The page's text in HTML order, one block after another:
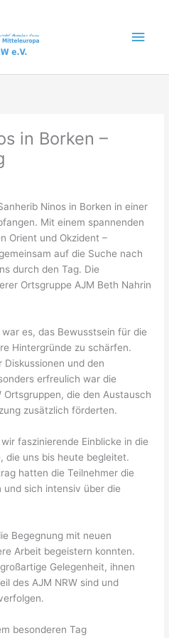
in Borken –
Ninos in Borken in einer
Mit einem spannenden
Orient und Okzident –
auf die Suche nach
durch den Tag. Die
Ortsgruppe AJM Beth Nahrin
es, das Bewusstsein für die
Hintergründe zu schärfen.
und den
erfreulich war die
Ortsgruppen, die den Austausch
zusätzlich förderten.
faszinierende Einblicke in die
die uns bis heute begleitet.
hatten die Teilnehmer die
und sich intensiv über die
Begegnung mit neuen
Arbeit begeistern konnten.
Gelegenheit, ihnen
des AJM NRW sind und
besonderen Tag